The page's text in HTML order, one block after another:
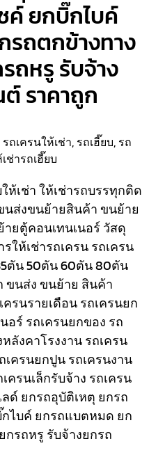
ค์ ยกบิ๊กไบค์
ถตกข้างทาง
ถหรู รับจ้าง
ราคาถูก
รถเครนให้เช่า, รถเฮี๊ยบ, รถ
ช่ารถเฮี๊ยบ
ห้เช่า ให้เช่ารถบรรทุกติด
นส่งขนย้ายสินค้า ขนย้าย
ยตู้คอนเทนเนอร์ วัสดุ
ให้เช่ารถเครน รถเครน
ตัน 50ตัน 60ตัน 80ตัน
ขนส่ง ขนย้าย สินค้า
ครนรายเดือน รถเครนยก
อร์ รถเครนยกของ รถ
ลังคาโรงงาน รถเครน
เครนยกปูน รถเครนงาน
ครนเล็กรับจ้าง รถเครน
ด์ ยกรถอุบัติเหตุ ยกรถ
ไบค์ ยกรถแบตหมด ยก
รถหรู รับจ้างยกรถ